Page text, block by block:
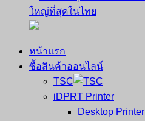
จำหน่าย
คอมพิวเตอร์
หน้าแรก
ซื้อสินค้าออนไลน์
TSC
iDPRT Printer
Desktop Printer